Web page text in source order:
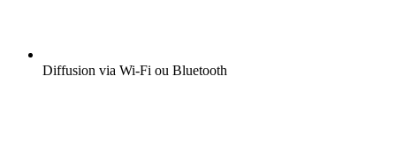
Diffusion via Wi-Fi ou Bluetooth